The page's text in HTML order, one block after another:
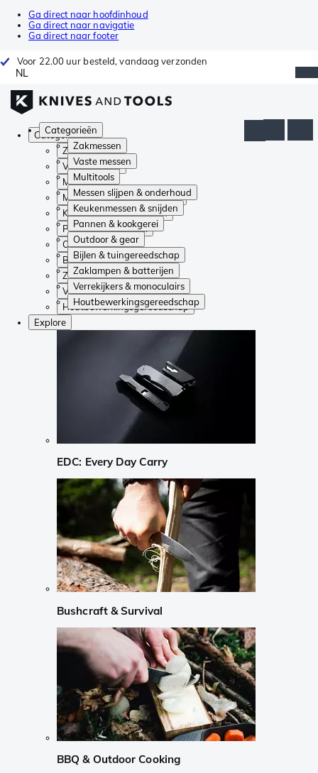
Ga direct naar hoofdinhoud
Ga direct naar navigatie
Ga direct naar footer
Voor 22.00 uur besteld, vandaag verzonden
NL
Categorieën
Zakmessen
Vaste messen
Multitools
Messen slijpen & onderhoud
Keukenmessen & snijden
Pannen & kookgerei
Outdoor & gear
Bijlen & tuingereedschap
Zaklampen & batterijen
Verrekijkers & monoculairs
Houtbewerkingsgereedschap
Categorieën
Zakmessen
Vaste messen
Multitools
Messen slijpen & onderhoud
Keukenmessen & snijden
Pannen & kookgerei
Outdoor & gear
Bijlen & tuingereedschap
Zaklampen & batterijen
Verrekijkers & monoculairs
Houtbewerkingsgereedschap
Explore
EDC: Every Day Carry
Bushcraft & Survival
BBQ & Outdoor Cooking